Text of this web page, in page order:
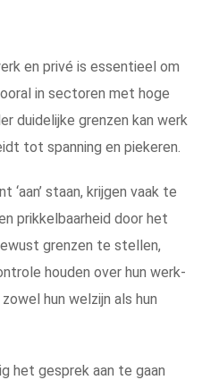
en privé is essentieel om
in sectoren met hoge
duidelijke grenzen kan werk
tot spanning en piekeren.
staan, krijgen vaak te
prikkelbaarheid door het
grenzen te stellen,
houden over hun werk-
hun welzijn als hun
het gesprek aan te gaan